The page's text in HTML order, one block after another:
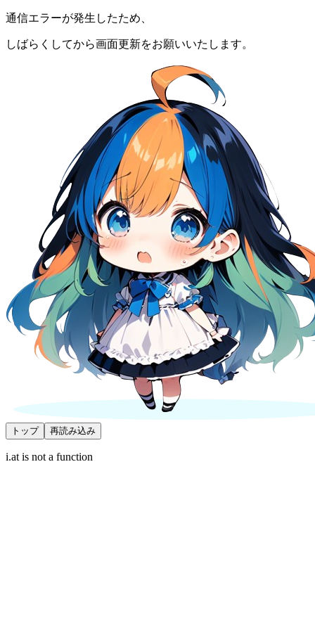
通信エラーが発生したため、
しばらくしてから画面更新をお願いいたします。
トップ 再読み込み
i.at is not a function